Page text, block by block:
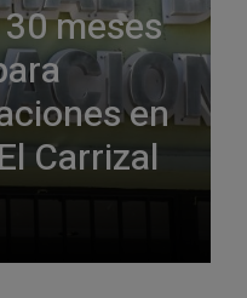
meses
en
Carrizal